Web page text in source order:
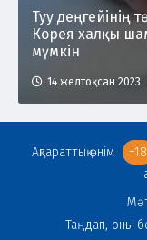
Туу деңгейінің
Корея халқы
мүмкін
14 желтоқсан 2023
Ақпараттық өнім +18
Таңдап, оны